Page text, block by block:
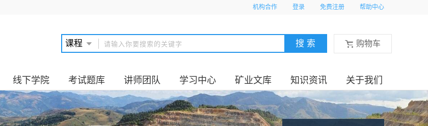
机构合作 登录 免费注册 帮助中心
购物车
线下学院 考试题库 讲师团队 学习中心 矿业文库 知识资讯 关于我们